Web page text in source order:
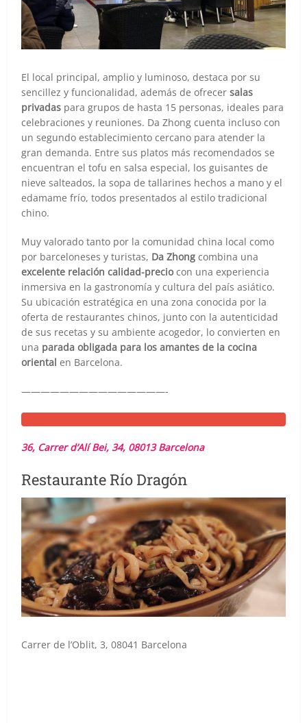
El local principal, amplio y luminoso, destaca por su
sencillez y funcionalidad, además de ofrecersalas
privadas para grupos de hasta 15 personas, ideales para
celebraciones y reuniones. Da Zhong cuenta incluso con
un segundo establecimiento cercano para atender la
gran demanda. Entre sus platos más recomendados se
encuentran el tofu en salsa especial, los guisantes de
nieve salteados, la sopa de tallarines hechos a mano y el
edamame frío, todos presentados al estilo tradicional
chino.
Muy valorado tanto por la comunidad china local como
por barceloneses y turistas, Da Zhong combina una
excelente relación calidad-preciocon una experiencia
inmersiva en la gastronomía y cultura del país asiático.
Su ubicación estratégica en una zona conocida por la
oferta de restaurantes chinos, junto con la autenticidad
de sus recetas y su ambiente acogedor, lo convierten en
una parada obligada para los amantes de la cocina
oriental en Barcelona.
———————————————-
36, Carrer d’Alí Bei, 34, 08013 Barcelona
Restaurante Río Dragón
Carrer de l’Oblit, 3, 08041 Barcelona